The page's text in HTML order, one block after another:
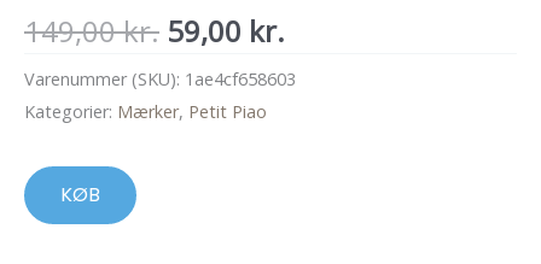
149,00kr. Den
oprindelige
pris
var:
59,00 kr.
pris
Varenummer (SKU): 1ae4cf658603
Kategorier: Mærker, Petit Piao
KØB